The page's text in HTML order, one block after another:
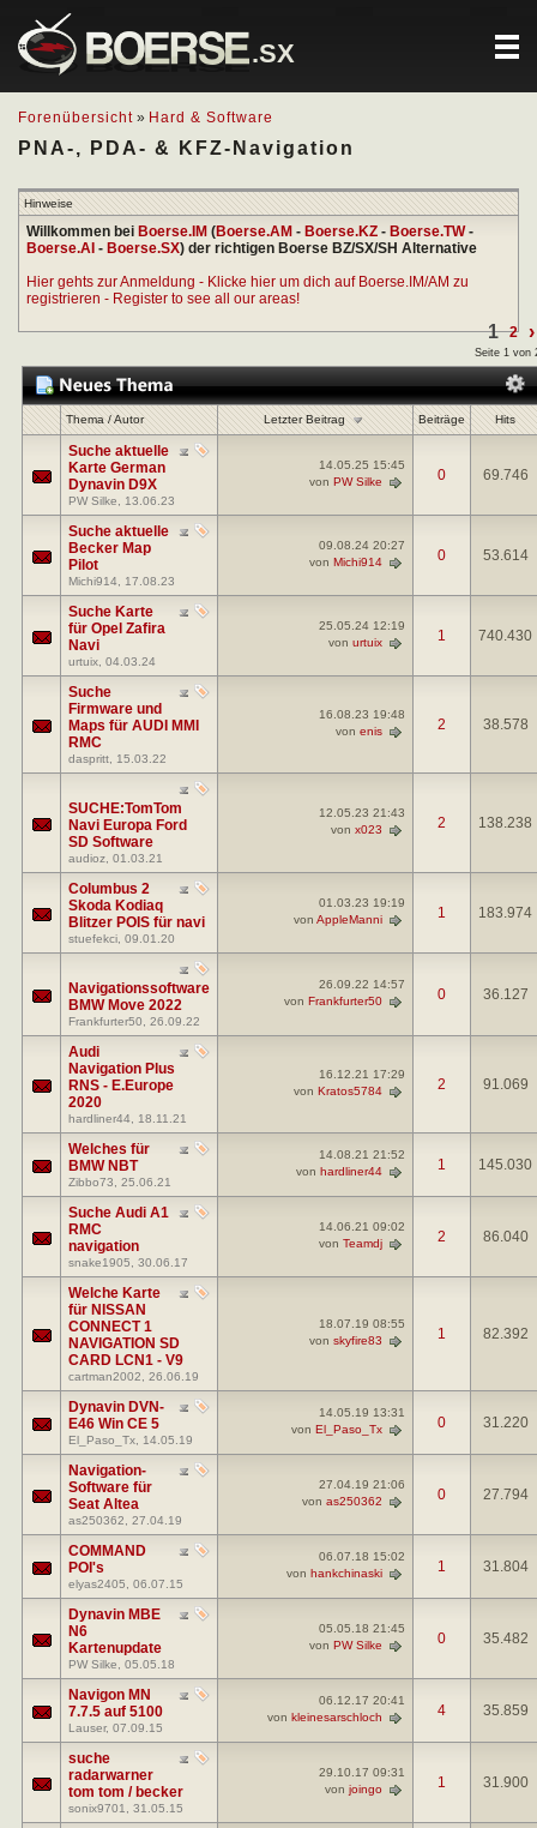
.SX
Forenübersicht » Hard & Software
PNA-, PDA- & KFZ-Navigation
Hinweise
Willkommen bei Boerse.IM (Boerse.AM - Boerse.KZ - Boerse.TW-
Boerse.AI - Boerse.SX) der richtigen Boerse BZ/SX/SH Alternative
Hier gehts zur Anmeldung - Klicke hier um dich auf Boerse.IM/AM zu
registrieren - Register to see all our areas!
1 2 ›
Seite 1 von
Thema/Autor Letzter Beitrag Beiträge Hits
Suche aktuelle
Karte German
Dynavin D9X
PW Silke , 13.06.23
14.05.25 15:45
von PW Silke 0 69.746
Suche aktuelle
Becker Map
Pilot
Michi914 , 17.08.23
09.08.24 20:27
von Michi914 0 53.614
Suche Karte
für Opel Zafira
Navi
urtuix , 04.03.24
25.05.24 12:19
von urtuix 1 740.430
Suche
Firmware und
Maps für AUDI MMI
RMC
daspritt , 15.03.22
16.08.23 19:48
von enis 2 38.578
SUCHE:TomTom
Navi Europa Ford
SD Software
audioz , 01.03.21
12.05.23 21:43
von x023 2 138.238
Columbus 2
Skoda Kodiaq
Blitzer POIS für navi
stuefekci , 09.01.20
01.03.23 19:19
von AppleManni 1 183.974
Navigationssoftware
BMW Move 2022
Frankfurter50 , 26.09.22
26.09.22 14:57
von Frankfurter50 0 36.127
Audi
Navigation Plus
RNS - E.Europe
2020
hardliner44 , 18.11.21
16.12.21 17:29
von Kratos5784 2 91.069
Welches für
BMW NBT
Zibbo73 , 25.06.21
14.08.21 21:52
von hardliner44 1 145.030
Suche Audi A1
RMC
navigation
snake1905 , 30.06.17
14.06.21 09:02
von Teamdj 2 86.040
Welche Karte
für NISSAN
CONNECT 1
NAVIGATION SD
CARD LCN1 - V9
cartman2002 , 26.06.19
18.07.19 08:55
von skyfire83 1 82.392
Dynavin DVN-
E46 Win CE 5
El_Paso_Tx , 14.05.19
14.05.19 13:31
von El_Paso_Tx 0 31.220
Navigation-
Software für
Seat Altea
as250362 , 27.04.19
27.04.19 21:06
von as250362 0 27.794
COMMAND
POI's
elyas2405 , 06.07.15
06.07.18 15:02
von hankchinaski 1 31.804
Dynavin MBE
N6
Kartenupdate
PW Silke , 05.05.18
05.05.18 21:45
von PW Silke 0 35.482
Navigon MN
7.7.5 auf 5100
Lauser, 07.09.15
06.12.17 20:41
von kleinesarschloch 4 35.859
suche
radarwarner
tom tom / becker
sonix9701 , 31.05.15
29.10.17 09:31
von joingo 1 31.900